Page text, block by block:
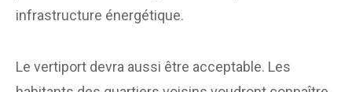
infrastructure énergétique.
Le vertiport devra aussi être acceptable. Les